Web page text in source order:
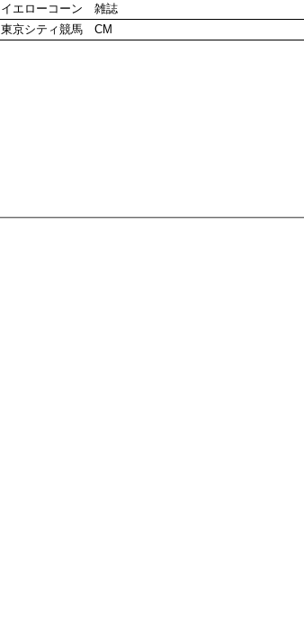
イエローコーン 雑誌
東京シティ競馬 CM